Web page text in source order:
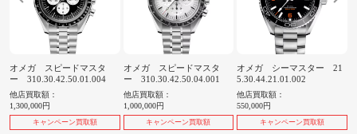
オメガ スピードマスタ
ー 310.30.42.50.01.004
他店買取額：
1,300,000円
キャンペーン買取額
オメガ スピードマスタ
ー 310.30.42.50.04.001
他店買取額：
1,000,000円
キャンペーン買取額
オメガ シーマスター 21
5.30.44.21.01.002
他店買取額：
550,000円
キャンペーン買取額